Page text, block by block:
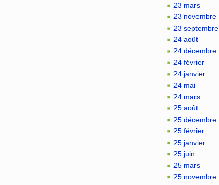
23 mars
23 novembre
23 septembre
24 août
24 décembre
24 février
24 janvier
24 mai
24 mars
25 août
25 décembre
25 février
25 janvier
25 juin
25 mars
25 novembre